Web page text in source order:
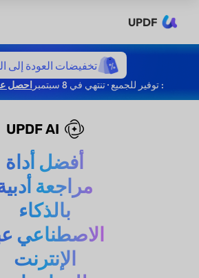
UPDF
تخفيضات العودة إلى
: توفير للجميع · تنتهي في 8 سبتمبر احصل
UPDF AI
أفضل أداة
مراجعة
بالذكاء
الاصطناعي
الإنترنت